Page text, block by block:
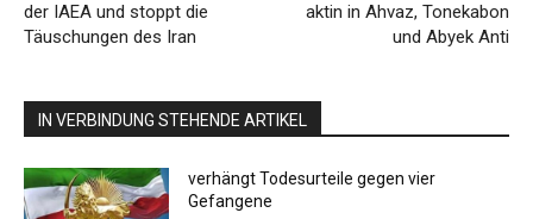
der IAEA und stoppt die
Täuschungen des Iran
aktin in Ahvaz, Tonekabon
und Abyek Anti
IN VERBINDUNG STEHENDE ARTIKEL
verhängt Todesurteile gegen vier
Gefangene